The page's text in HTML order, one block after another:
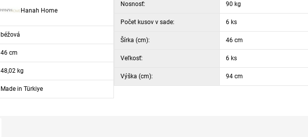
Hanah Home
béžová
46 cm
48,02 kg
Made in Türkiye
Nosnosť: 90 kg
Počet kusov v sade: 6 ks
Šírka (cm): 46 cm
Veľkosť: 6 ks
Výška (cm): 94 cm